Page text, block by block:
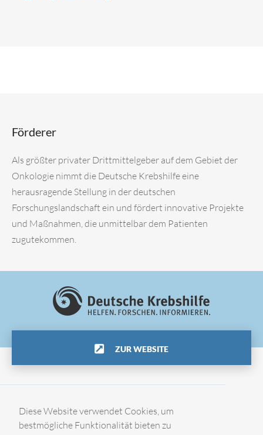
Diese Website verwendet Cookies, um
bestmögliche Funktionalität bieten zu
Förderer
Als größter privater Drittmittelgeber auf dem Gebiet der
Onkologie nimmt die Deutsche Krebshilfe eine
herausragende Stellung in der deutschen
Forschungslandschaft ein und fördert innovative Projekte
und Maßnahmen, die unmittelbar dem Patienten
zugutekommen.
ZUR WEBSITE